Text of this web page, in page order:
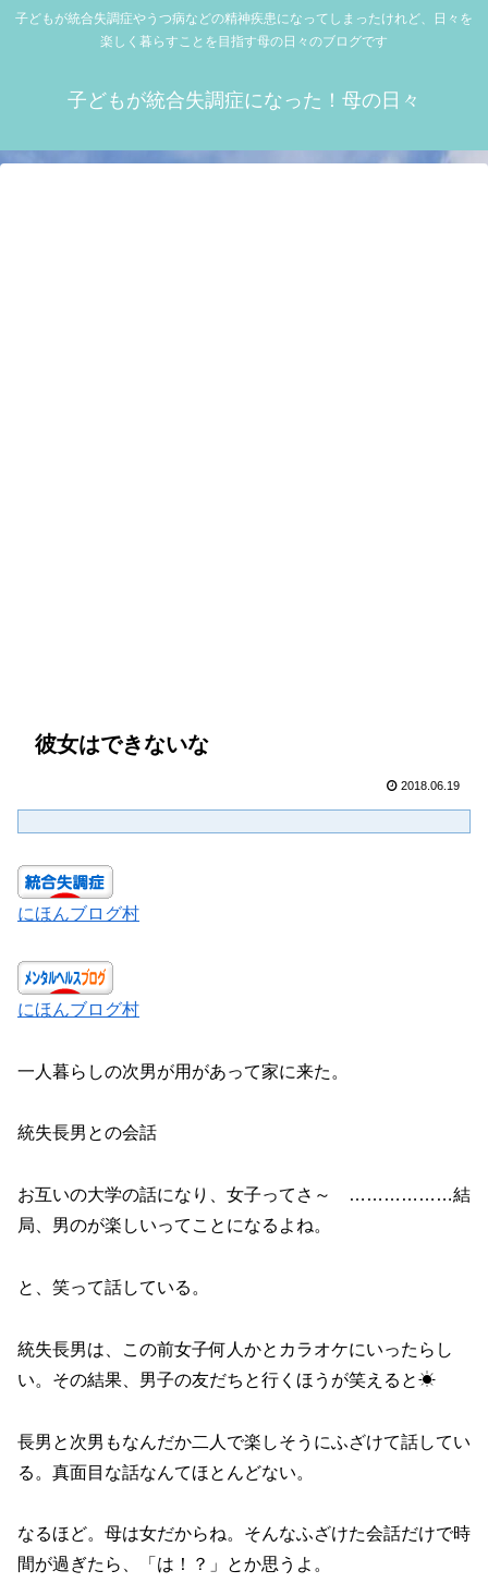
子どもが統合失調症やうつ病などの精神疾患になってしまったけれど、日々を
楽しく暮らすことを目指す母の日々のブログです
子どもが統合失調症になった！母の日々
彼女はできないな
2018.06.19
にほんブログ村
にほんブログ村
一人暮らしの次男が用があって家に来た。
統失長男との会話
お互いの大学の話になり、女子ってさ～ ………………結
局、男のが楽しいってことになるよね。
と、笑って話している。
統失長男は、この前女子何人かとカラオケにいったらし
い。その結果、男子の友だちと行くほうが笑えると☀
長男と次男もなんだか二人で楽しそうにふざけて話してい
る。真面目な話なんてほとんどない。
なるほど。母は女だからね。そんなふざけた会話だけで時
間が過ぎたら、「は！？」とか思うよ。